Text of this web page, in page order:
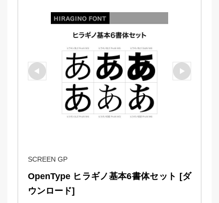
SCREEN GP
OpenType ヒラギノ基本6書体セット [ダ
ウンロード]